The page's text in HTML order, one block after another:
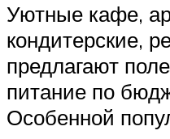
Уютные кафе,
кондитерские,
предлагают
питание по
Особенной